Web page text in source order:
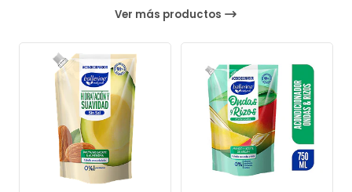
Ver más productos